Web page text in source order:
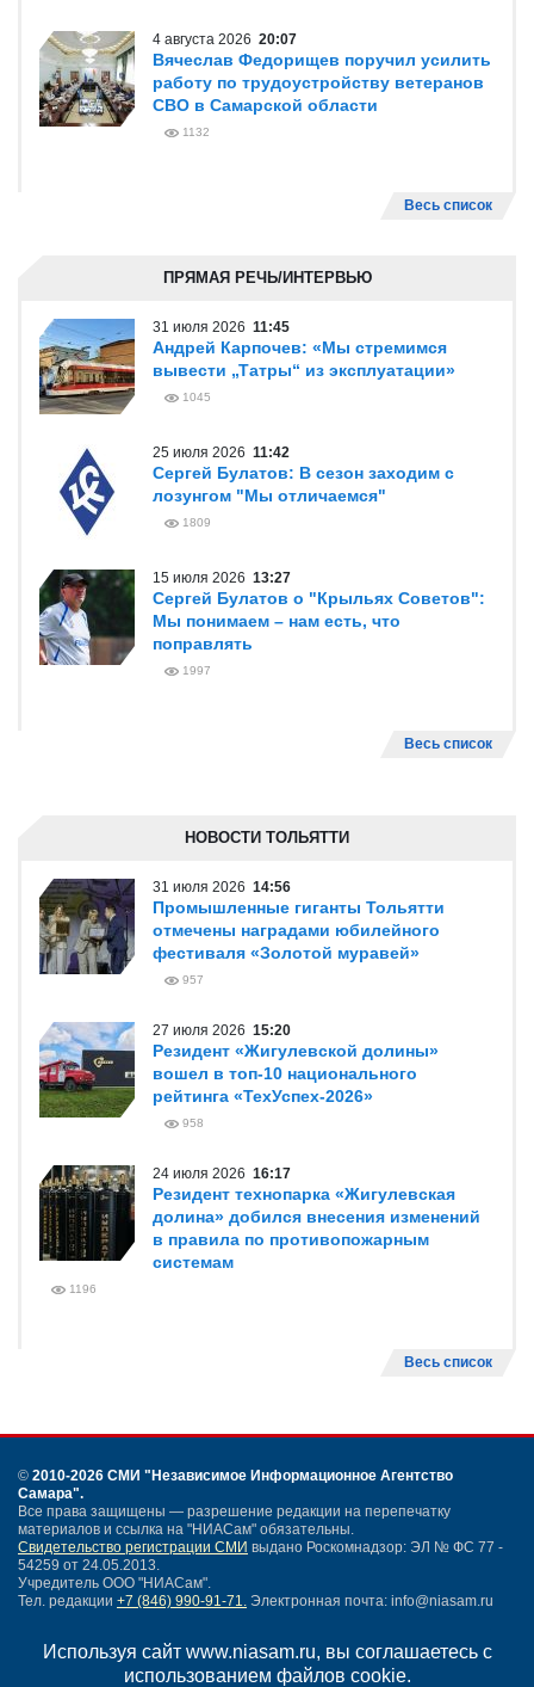
Используя сайт www.niasam.ru, вы соглашаетесь с
использованием файлов cookie.
4 августа 2026 20:07
Вячеслав Федорищев поручил усилить
работу по трудоустройству ветеранов
СВО в Самарской области
1132
Весь список
ПРЯМАЯ РЕЧЬ/ИНТЕРВЬЮ
31 июля 2026 11:45
Андрей Карпочев: «Мы стремимся
вывести „Татры“ из эксплуатации»
1045
25 июля 2026 11:42
Сергей Булатов: В сезон заходим с
лозунгом "Мы отличаемся"
1809
15 июля 2026 13:27
Сергей Булатов о "Крыльях Советов":
Мы понимаем – нам есть, что
поправлять
1997
Весь список
НОВОСТИ ТОЛЬЯТТИ
31 июля 2026 14:56
Промышленные гиганты Тольятти
отмечены наградами юбилейного
фестиваля «Золотой муравей»
957
27 июля 2026 15:20
Резидент «Жигулевской долины»
вошел в топ-10 национального
рейтинга «ТехУспех-2026»
958
24 июля 2026 16:17
Резидент технопарка «Жигулевская
долина» добился внесения изменений
в правила по противопожарным
системам
1196
Весь список
© 2010-2026 СМИ "Независимое Информационное Агентство
Самара".
Все права защищены — разрешение редакции на перепечатку
материалов и ссылка на "НИАСам" обязательны.
Свидетельство регистрации СМИ выдано Роскомнадзор: ЭЛ № ФС 77 -
54259 от 24.05.2013.
Учредитель ООО "НИАСам".
Тел. редакции +7 (846) 990-91-71. Электронная почта: info@niasam.ru
Карта сайта